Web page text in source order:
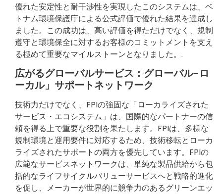
優れた安定性と耐干渉性を実現したこのシステムは、ベ
トナム環境保護庁による公式評価で優れた結果を達成し
ました。この成功は、高い評価を得ただけでなく、規制
遵守と環境保全に対するお客様のコミットメントを支え
る極めて重要なマイルストーンとなりました。.
広がるグローバルサービス：グローバル-ロ
ーカル」サポートネットワーク
技術力だけでなく、FPIの強固な「ローカライズされた
サービス・エコシステム」は、国際的なパートナーの信
頼を得る上で重要な役割を果たします。FPIは、多様な
規制環境と運用要件に対応するため、技術移転とローカ
ライズされたサポートの両方を優先しています。FPIの
広範なサービスネットワークは、単純な製品供給から包
括的なライフサイクルバリューサービスへと戦略的進化
を促し、メーカーが世界的に競争力のあるグリーンエッ